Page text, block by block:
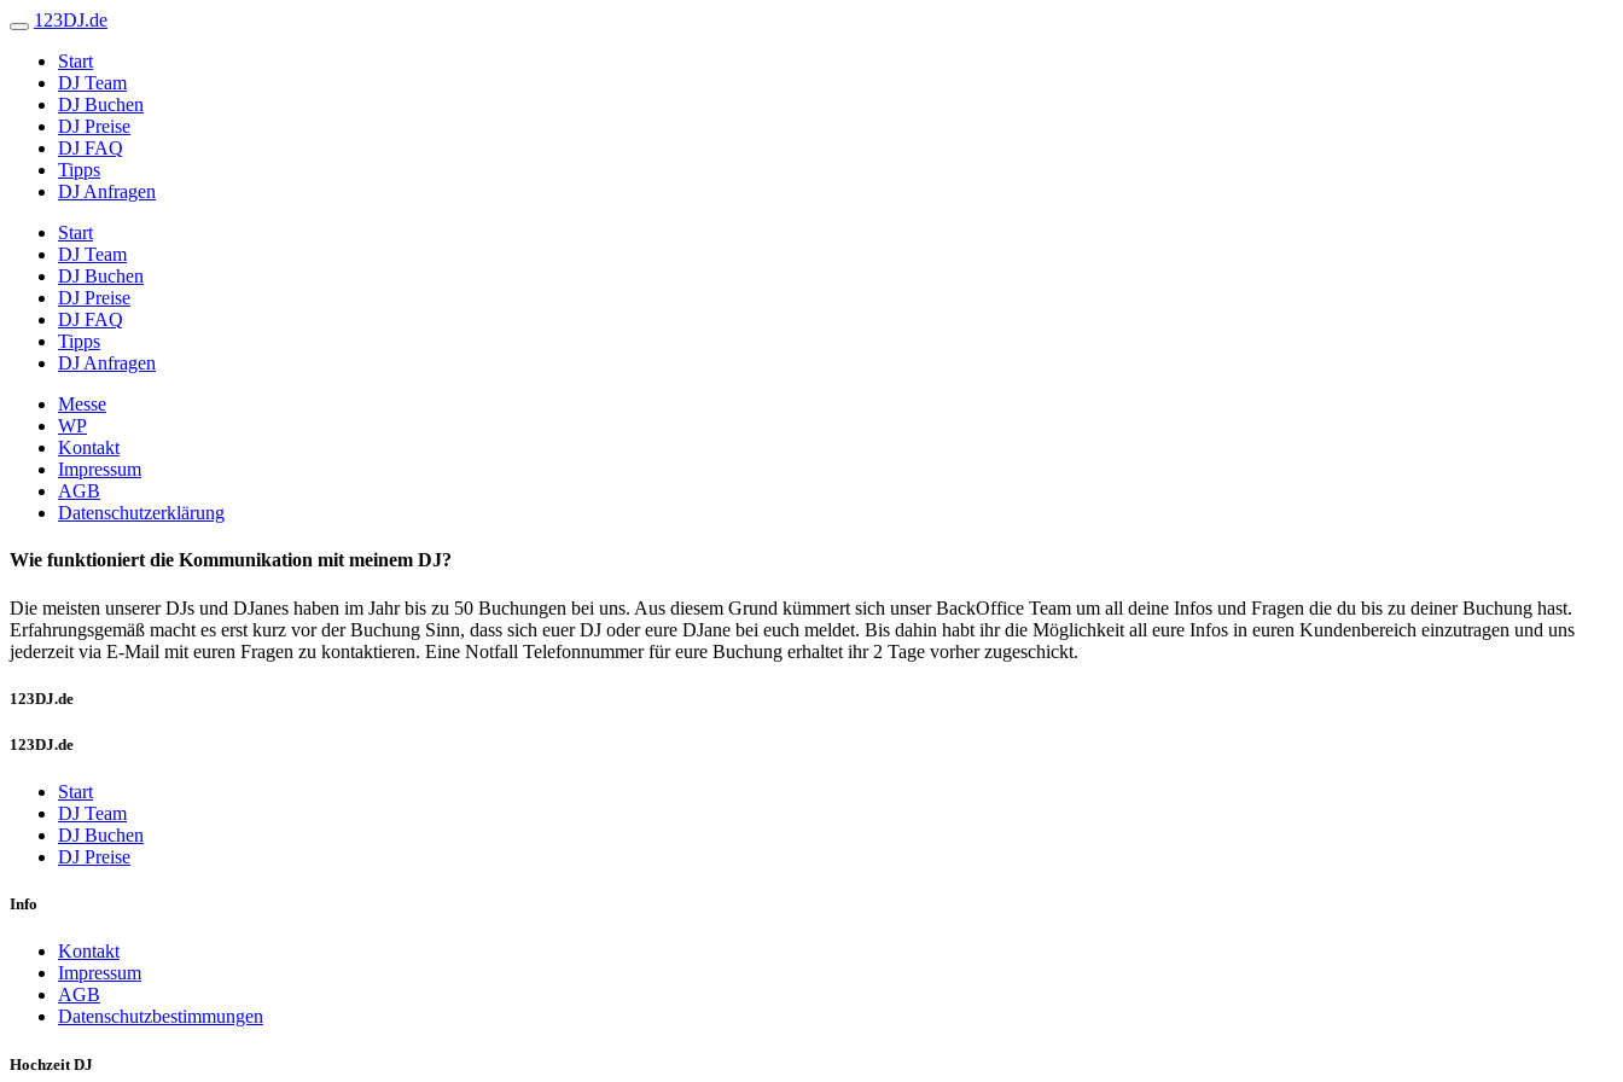
123DJ.de
Start
DJ Team
DJ Buchen
DJ Preise
DJ FAQ
Tipps
DJ Anfragen
Start
DJ Team
DJ Buchen
DJ Preise
DJ FAQ
Tipps
DJ Anfragen
Messe
WP
Kontakt
Impressum
AGB
Datenschutzerklärung
Wie funktioniert die Kommunikation mit meinem DJ?
Die meisten unserer DJs und DJanes haben im Jahr bis zu 50 Buchungen bei uns. Aus diesem Grund kümmert sich unser BackOffice Team um all deine Infos und Fragen die du bis zu deiner Buchung hast.
Erfahrungsgemäß macht es erst kurz vor der Buchung Sinn, dass sich euer DJ oder eure DJane bei euch meldet. Bis dahin habt ihr die Möglichkeit all eure Infos in euren Kundenbereich einzutragen und uns
jederzeit via E-Mail mit euren Fragen zu kontaktieren. Eine Notfall Telefonnummer für eure Buchung erhaltet ihr 2 Tage vorher zugeschickt.
123DJ.de
123DJ.de
Start
DJ Team
DJ Buchen
DJ Preise
Info
Kontakt
Impressum
AGB
Datenschutzbestimmungen
Hochzeit DJ